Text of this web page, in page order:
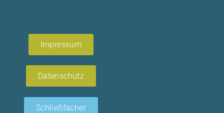
Impressum
Datenschutz
Schließfächer